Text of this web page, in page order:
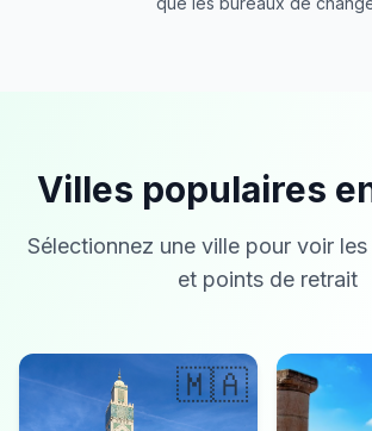
Villes populaires
Sélectionnez une ville pour voir
et points de retrait
🇲🇦